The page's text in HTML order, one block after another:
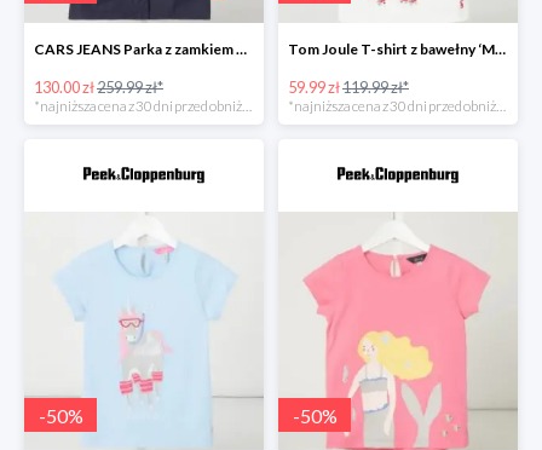
CARS JEANS Parka z zamkiem błyskawicznym dwustronnym model ‘Truss’ -49%
130.00 zł259.99 zł*
*najniższa cena z 30 dni przed obniżką
Tom Joule T-shirt z bawełny ‘Maggie’ Biały -50%
59.99 zł119.99 zł*
*najniższa cena z 30 dni przed obniżką
-50% -50%